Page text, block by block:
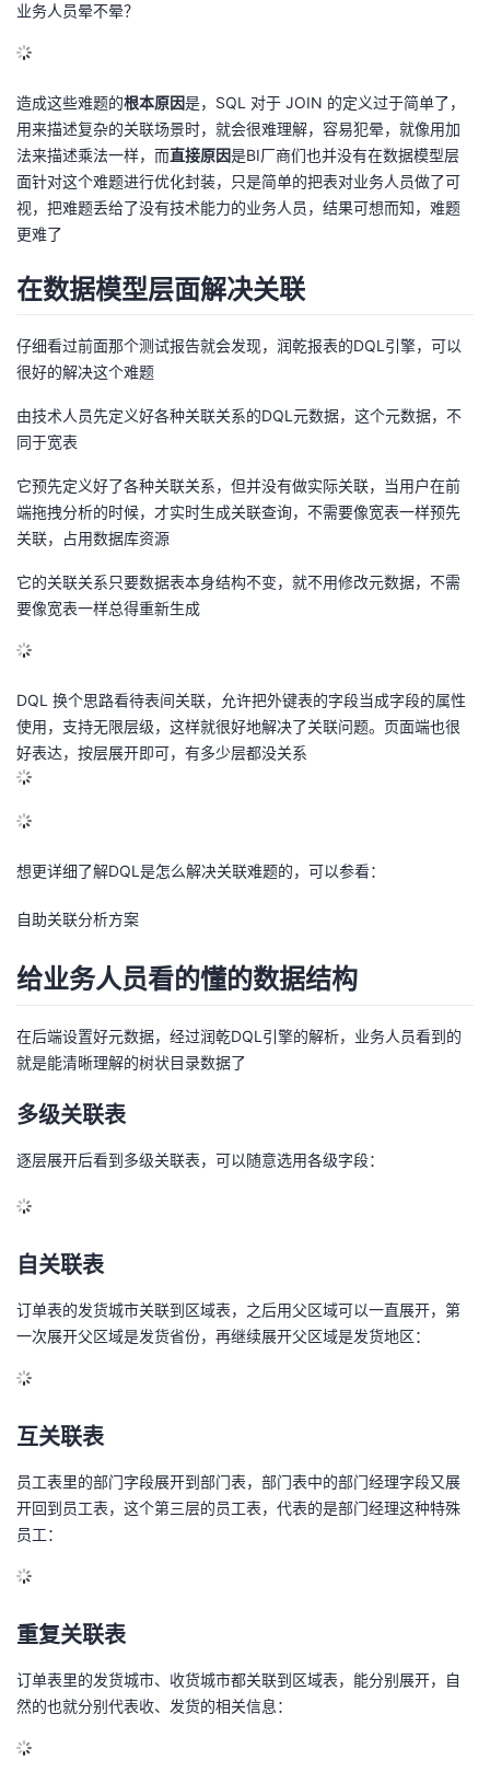
业务人员晕不晕？
造成这些难题的根本原因是，SQL 对于 JOIN 的定义过于简单了，
用来描述复杂的关联场景时，就会很难理解，容易犯晕，就像用加
法来描述乘法一样，而直接原因是BI厂商们也并没有在数据模型层
面针对这个难题进行优化封装，只是简单的把表对业务人员做了可
视，把难题丢给了没有技术能力的业务人员，结果可想而知，难题
更难了
在数据模型层面解决关联
仔细看过前面那个测试报告就会发现，润乾报表的DQL引擎，可以
很好的解决这个难题
由技术人员先定义好各种关联关系的DQL元数据，这个元数据，不
同于宽表
它预先定义好了各种关联关系，但并没有做实际关联，当用户在前
端拖拽分析的时候，才实时生成关联查询，不需要像宽表一样预先
关联，占用数据库资源
它的关联关系只要数据表本身结构不变，就不用修改元数据，不需
要像宽表一样总得重新生成
DQL 换个思路看待表间关联，允许把外键表的字段当成字段的属性
使用，支持无限层级，这样就很好地解决了关联问题。页面端也很
好表达，按层展开即可，有多少层都没关系
想更详细了解DQL是怎么解决关联难题的，可以参看：
自助关联分析方案
给业务人员看的懂的数据结构
在后端设置好元数据，经过润乾DQL引擎的解析，业务人员看到的
就是能清晰理解的树状目录数据了
多级关联表
逐层展开后看到多级关联表，可以随意选用各级字段：
自关联表
订单表的发货城市关联到区域表，之后用父区域可以一直展开，第
一次展开父区域是发货省份，再继续展开父区域是发货地区：
互关联表
员工表里的部门字段展开到部门表，部门表中的部门经理字段又展
开回到员工表，这个第三层的员工表，代表的是部门经理这种特殊
员工：
重复关联表
订单表里的发货城市、收货城市都关联到区域表，能分别展开，自
然的也就分别代表收、发货的相关信息：